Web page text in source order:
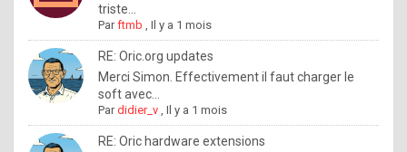
n
o
w
h
o
triste...
Parftmb ,Il y a 1 mois
RE: Oric.org updates
Merci Simon. Effectivement il faut charger le
soft avec...
Pardidier_v ,Il y a 1 mois
RE: Oric hardware extensions